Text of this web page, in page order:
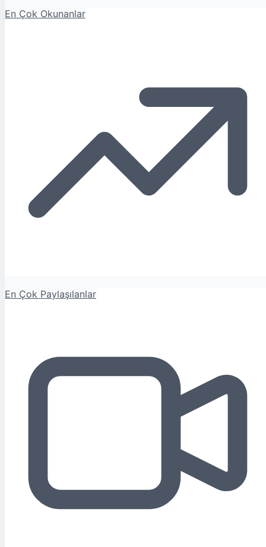
En Çok Okunanlar
En Çok Paylaşılanlar